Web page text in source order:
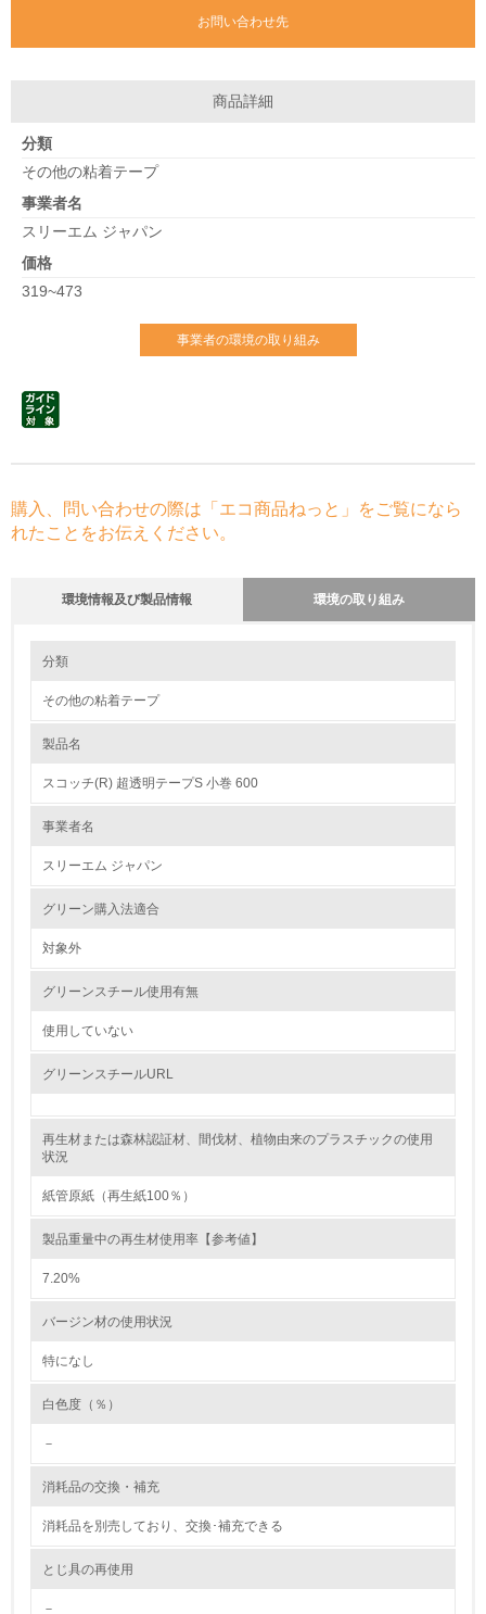
お問い合わせ先
商品詳細
分類
その他の粘着テープ
事業者名
スリーエム ジャパン
価格
319~473
事業者の環境の取り組み
購入、問い合わせの際は「エコ商品ねっと」をご覧になら
れたことをお伝えください。
環境情報及び製品情報 環境の取り組み
1.環境取り組み体制
レベル2
環境取り組み体制と成果を定期的に検証して次の活動に活
境対策を理解し、実践している
環境活動に関する規格やプログラムを導入している
分類
その他の粘着テープ
製品名
スコッチ(R) 超透明テープS 小巻 600
事業者名
スリーエム ジャパン
グリーン購入法適合
対象外
グリーンスチール使用有無
使用していない
グリーンスチールURL
再生材または森林認証材、間伐材、植物由来のプラスチックの使用
状況
紙管原紙（再生紙100％）
製品重量中の再生材使用率【参考値】
7.20%
バージン材の使用状況
特になし
白色度（％）
－
消耗品の交換・補充
消耗品を別売しており、交換･補充できる
とじ具の再使用
－